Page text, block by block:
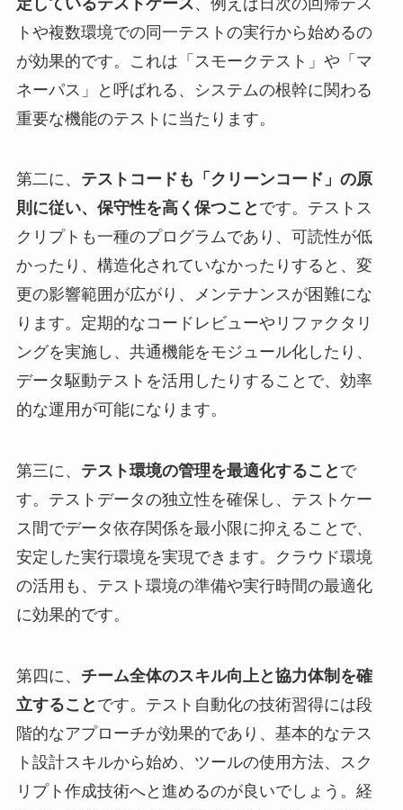
トや複数環境での同一テストの実行から始めるの
が効果的です。これは「スモークテスト」や「マ
ネーパス」と呼ばれる、システムの根幹に関わる
重要な機能のテストに当たります。
第二に、 テストコードも「クリーンコード」の原
則に従い、保守性を高く保つこと です。テストス
クリプトも一種のプログラムであり、可読性が低
かったり、構造化されていなかったりすると、変
更の影響範囲が広がり、メンテナンスが困難にな
ります。定期的なコードレビューやリファクタリ
ングを実施し、共通機能をモジュール化したり、
データ駆動テストを活用したりすることで、効率
的な運用が可能になります。
第三に、 テスト環境の管理を最適化すること で
す。テストデータの独立性を確保し、テストケー
ス間でデータ依存関係を最小限に抑えることで、
安定した実行環境を実現できます。クラウド環境
の活用も、テスト環境の準備や実行時間の最適化
に効果的です。
第四に、 チーム全体のスキル向上と協力体制を確
立すること です。テスト自動化の技術習得には段
階的なアプローチが効果的であり、基本的なテス
ト設計スキルから始め、ツールの使用方法、スク
リプト作成技術へと進めるのが良いでしょう。経